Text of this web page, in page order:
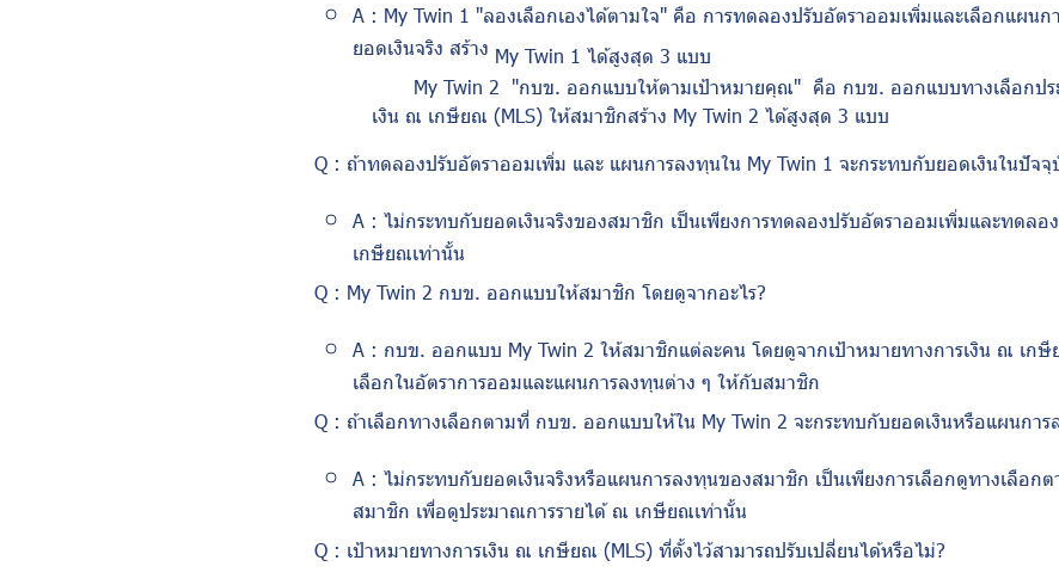
A : My Twin 1 "ลองเลือกเองได้ตามใจ" คือ การทดลองปรับอัตราออมเพิ่มและเลือกแผน
ยอดเงินจริง สร้าง My Twin 1 ได้สูงสุด 3 แบบ
My Twin 2 "กบข. ออกแบบให้ตามเป้าหมายคุณ" คือ กบข. ออกแบบทางเลือกปร
เงิน ณ เกษียณ (MLS) ให้สมาชิกสร้าง My Twin 2 ได้สูงสุด 3 แบบ
Q : ถ้าทดลองปรับอัตราออมเพิ่ม และ แผนการลงทุนใน My Twin 1 จะกระทบกับยอดเงินในปัจ
A : ไม่กระทบกับยอดเงินจริงของสมาชิก เป็นเพียงการทดลองปรับอัตราออมเพิ่มและทดล
เกษียณเท่านั้น
Q : My Twin 2 กบข. ออกแบบให้สมาชิก โดยดูจากอะไร?
A : กบข. ออกแบบ My Twin 2 ให้สมาชิกแต่ละคน โดยดูจากเป้าหมายทางการเงิน ณ เก
เลือกในอัตราการออมและแผนการลงทุนต่าง ๆ ให้กับสมาชิก
Q : ถ้าเลือกทางเลือกตามที่ กบข. ออกแบบให้ใน My Twin 2 จะกระทบกับยอดเงินหรือแผนกา
A : ไม่กระทบกับยอดเงินจริงหรือแผนการลงทุนของสมาชิก เป็นเพียงการเลือกดูทางเลือก
สมาชิก เพื่อดูประมาณการรายได้ ณ เกษียณเท่านั้น
Q : เป้าหมายทางการเงิน ณ เกษียณ (MLS) ที่ตั้งไว้สามารถปรับเปลี่ยนได้หรือไม่?